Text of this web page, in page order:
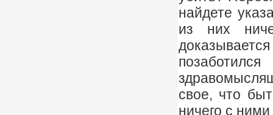
найдете
из них
свое, что
ничего с